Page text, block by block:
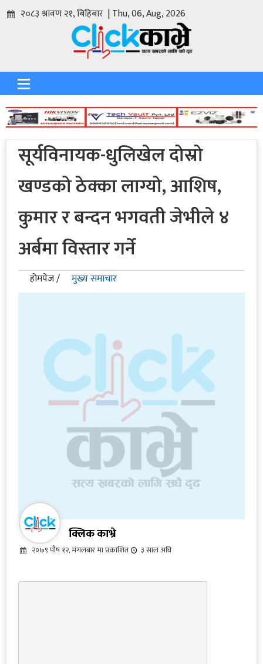
२०८३ श्रावण २१, बिहिबार | Thu, 06, Aug, 2026
सूर्यविनायक-धुलिखेल दोस्रो
खण्डको ठेक्का लाग्यो, आशिष,
कुमार र बन्दन भगवती जेभीले ४
अर्बमा विस्तार गर्ने
होमपेज / मुख्य समाचार
क्लिक काभ्रे
२०७९ पौष १२, मंगलबार मा प्रकाशित ३ साल अघि